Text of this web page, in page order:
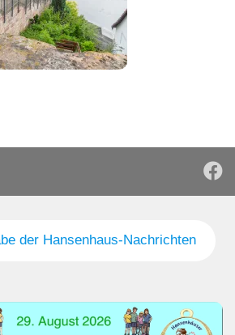
der Hansenhaus-Nachrichten